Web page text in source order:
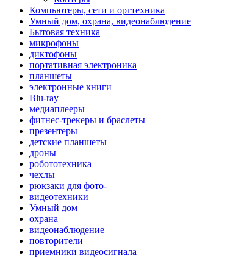
Компьютеры, сети и оргтехника
Умный дом, охрана, видеонаблюдение
Бытовая техника
микрофоны
диктофоны
портативная электроника
планшеты
электронные книги
Blu-ray
медиаплееры
фитнес-трекеры и браслеты
презентеры
детские планшеты
дроны
робототехника
чехлы
рюкзаки для фото-
видеотехники
Умный дом
охрана
видеонаблюдение
повторители
приемники видеосигнала